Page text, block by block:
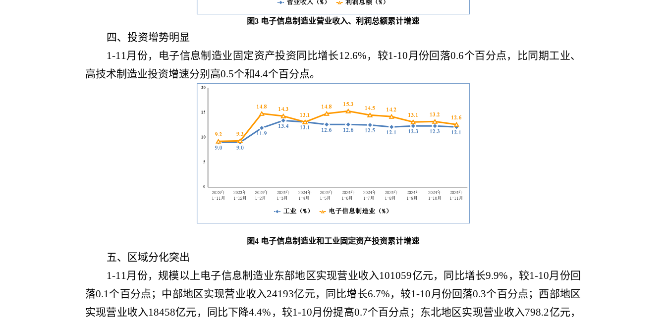
图3 电子信息制造业营业收入、利润总额累计增速
四、投资增势明显
1-11月份，电子信息制造业固定资产投资同比增长12.6%，较1-10月份回落0.6个百分点，比同期工业、
高技术制造业投资增速分别高0.5个和4.4个百分点。
图4 电子信息制造业和工业固定资产投资累计增速
五、区域分化突出
1-11月份，规模以上电子信息制造业东部地区实现营业收入101059亿元，同比增长9.9%，较1-10月份回
落0.1个百分点；中部地区实现营业收入24193亿元，同比增长6.7%，较1-10月份回落0.3个百分点；西部地区
实现营业收入18458亿元，同比下降4.4%，较1-10月份提高0.7个百分点；东北地区实现营业收入798.2亿元，